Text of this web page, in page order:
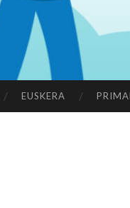
EUSKERA